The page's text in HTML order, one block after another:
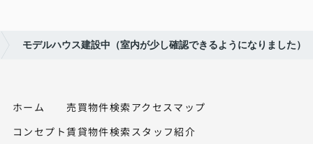
モデルハウス建設中（室内が少し確認できるようになりました）
ホーム
コンセプト
売買物件検索
賃貸物件検索
アクセスマップ
スタッフ紹介